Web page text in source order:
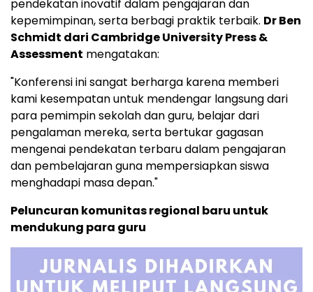
pendekatan inovatif dalam pengajaran dan
kepemimpinan, serta berbagi praktik terbaik. DrBen
Schmidt dari Cambridge UniversityPress &
Assessment mengatakan:
"Konferensi ini sangat berharga karena memberi
kami kesempatan untuk mendengar langsung dari
para pemimpin sekolah dan guru, belajar dari
pengalaman mereka, serta bertukar gagasan
mengenai pendekatan terbaru dalam pengajaran
dan pembelajaran guna mempersiapkan siswa
menghadapi masa depan."
Peluncuran komunitas regional baru untuk
mendukung para guru